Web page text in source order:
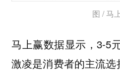
图 / 马
马上赢数据显示，3-5
激凌是消费者的主流